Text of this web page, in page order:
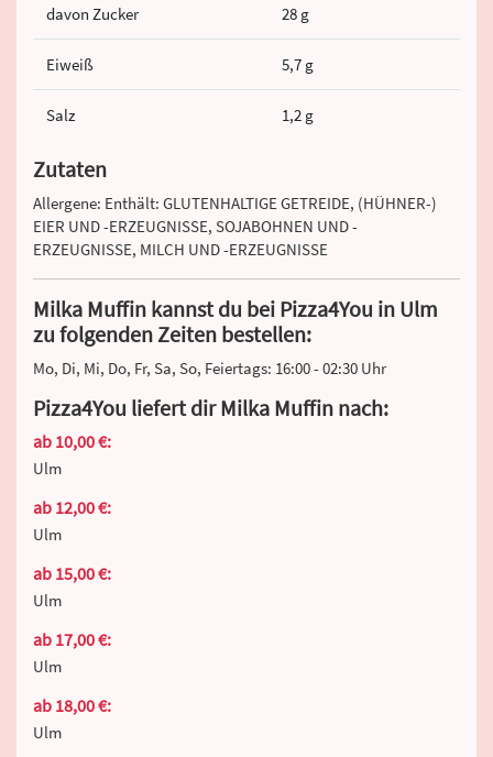
davon Zucker 28 g
Eiweiß 5,7 g
Salz 1,2 g
Zutaten
Allergene: Enthält: GLUTENHALTIGE GETREIDE, (HÜHNER-)
EIER UND -ERZEUGNISSE, SOJABOHNEN UND -
ERZEUGNISSE, MILCH UND -ERZEUGNISSE
Milka Muffin kannst du bei Pizza4You in Ulm
zu folgenden Zeiten bestellen:
Mo, Di, Mi, Do, Fr, Sa, So, Feiertags: 16:00 - 02:30 Uhr
Pizza4You liefert dir Milka Muffin nach:
ab 10,00 €:
Ulm
ab 12,00 €:
Ulm
ab 15,00 €:
Ulm
ab 17,00 €:
Ulm
ab 18,00 €:
Ulm